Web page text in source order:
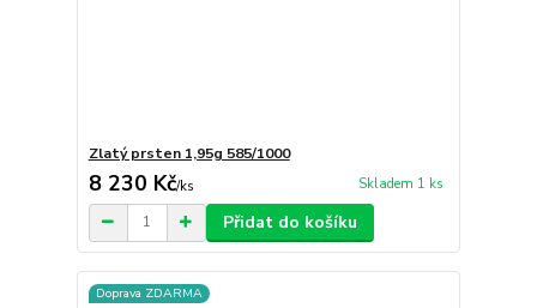
Zlatý prsten 1,95g 585/1000
8 230 Kč/ks Skladem 1 ks
Přidat do košíku
Doprava ZDARMA